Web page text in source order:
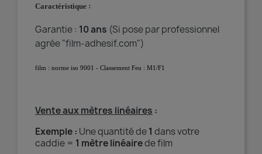
Caractéristique :
Garantie : 10 ans (Si pose par professionnel
agrée "film-adhesif.com")
film : norme iso 9001 - Classement Feu : M1/F1
Vente aux mètres linéaires :
Exemple : Une quantité de1 dans votre
caddie = 1 mètre linéairede film